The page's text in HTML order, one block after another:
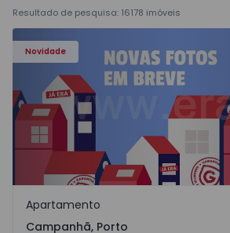
Resultado de pesquisa: 16178 imóveis
Novidade
Apartamento T3 Porto, Campanhã -
Campanhã, Porto
Apartamento
Campanhã, Porto